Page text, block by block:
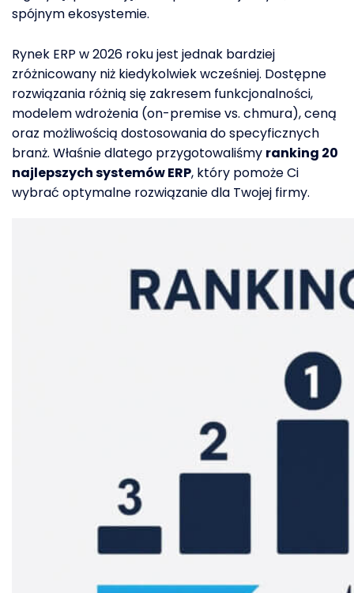
spójnym ekosystemie.
Rynek ERP w 2026 roku jest jednak bardziej
zróżnicowany niż kiedykolwiek wcześniej. Dostępne
rozwiązania różnią się zakresem funkcjonalności,
modelem wdrożenia (on-premise vs. chmura), ceną
oraz możliwością dostosowania do specyficznych
branż. Właśnie dlatego przygotowaliśmy ranking 20
najlepszych systemów ERP, który pomoże Ci
wybrać optymalne rozwiązanie dla Twojej firmy.